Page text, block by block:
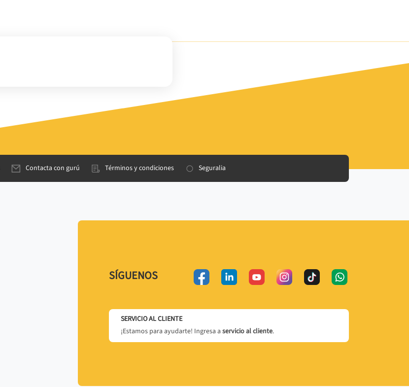
Contacta con gurú Términos y condiciones Seguralia
SÍGUENOS
SERVICIO AL CLIENTE
¡Estamos para ayudarte! Ingresa a servicio al cliente.